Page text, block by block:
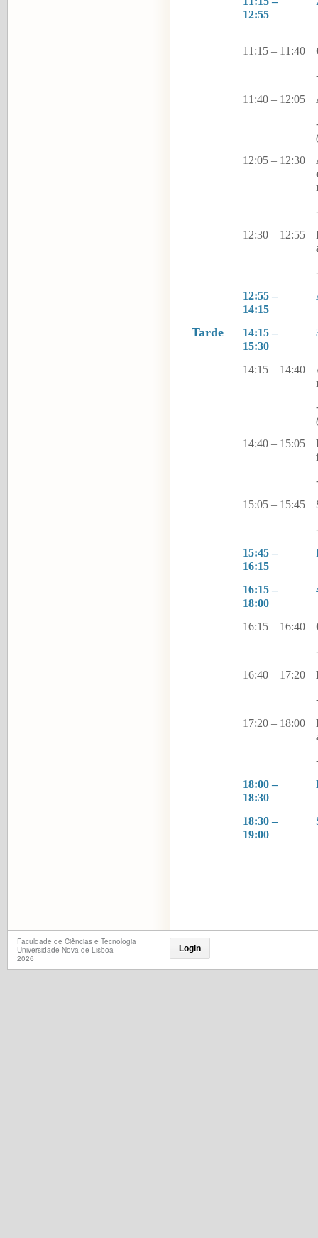
12:55
11:15 – 11:40
11:40 – 12:05
12:05 – 12:30
12:30 – 12:55
12:55 –
14:15
Tarde
14:15 –
15:30
14:15 – 14:40
14:40 – 15:05
15:05 – 15:45
15:45 –
16:15
16:15 –
18:00
16:15 – 16:40
16:40 – 17:20
17:20 – 18:00
18:00 –
18:30
18:30 –
19:00
Faculdade de Ciências e Tecnologia
Universidade Nova de Lisboa
2026
Login